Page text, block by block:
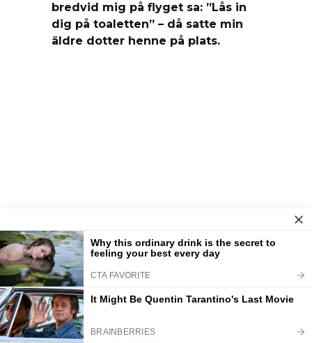
bredvid mig på flyget sa: ”Lås in
dig på toaletten” – då satte min
äldre dotter henne på plats.
Populära Artiklar